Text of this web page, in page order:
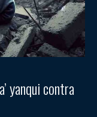
yanqui contra